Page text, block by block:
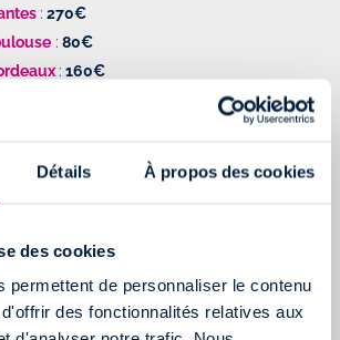
Détails À propos des cookies
des cookies
permettent de personnaliser le contenu
des fonctionnalités relatives aux
: 270€
: 80€
: 160€
:180€
:130€
:250€